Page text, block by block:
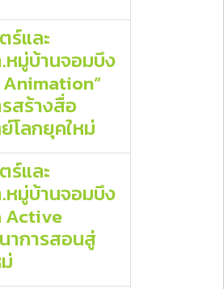
ร์และ
.หมู่บ้านจอมบึง
สร้างสื่อ
โลกยุคใหม่
ร์และ
.หมู่บ้านจอมบึง
Active
การสอนสู่